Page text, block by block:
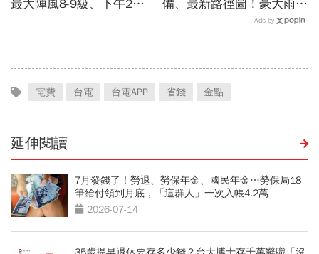
最大陣風8-9級、下午2點
備、最新路徑圖！豪大雨紫
爆區、影響時間曝光，8/8
Ads by
電費 台電 台電APP 省錢 金點
延伸閱讀
7月發錢了！勞退、勞保年金、國民年金…勞保局18
筆給付領到月底，「這群人」一次入帳4.2萬
2026-07-14